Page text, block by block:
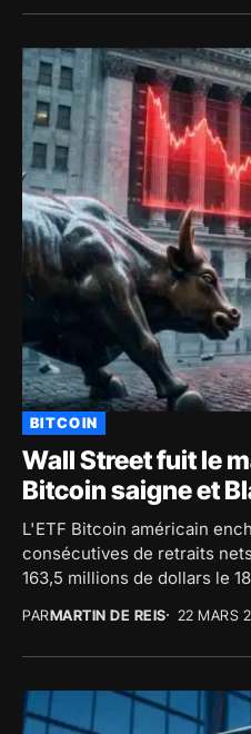
BITCOIN
Wall Street fuit le
Bitcoin saigne et
L'ETF Bitcoin américain
consécutives de retraits
163,5 millions de dollars le
PARMARTIN DE REIS 22 MARS